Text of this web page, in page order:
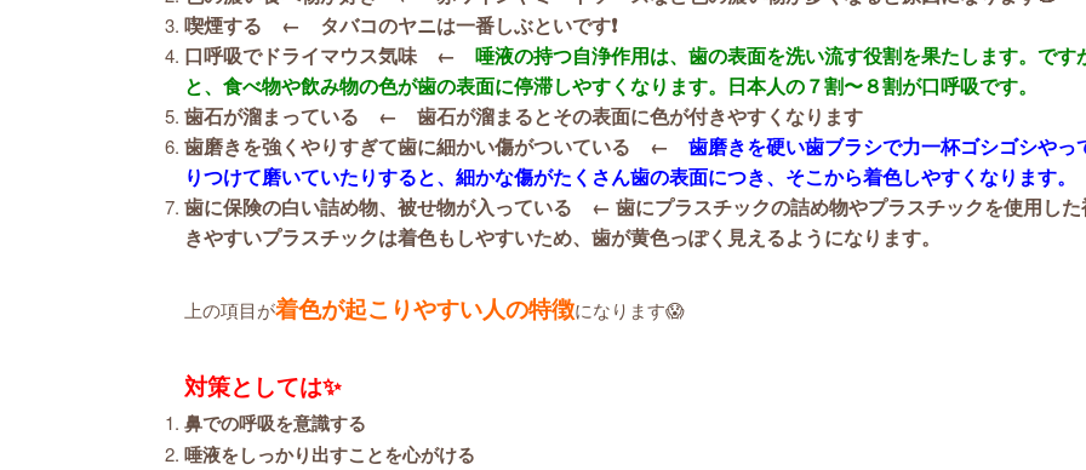
喫煙する ← タバコのヤニは一番しぶといです❗️
口呼吸でドライマウス気味 ← 唾液の持つ自浄作用は、歯の表面を洗い流す役割を果たします。で
と、食べ物や飲み物の色が歯の表面に停滞しやすくなります。日本人の７割〜８割が口呼吸です。
歯石が溜まっている ← 歯石が溜まるとその表面に色が付きやすくなります
歯磨きを強くやりすぎて歯に細かい傷がついている ← 歯磨きを硬い歯ブラシで力一杯ゴシゴシや
りつけて磨いていたりすると、細かな傷がたくさん歯の表面につき、そこから着色しやすくなります。
歯に保険の白い詰め物、被せ物が入っている ← 歯にプラスチックの詰め物やプラスチックを使用し
きやすいプラスチックは着色もしやすいため、歯が黄色っぽく見えるようになります。
上の項目が着色が起こりやすい人の特徴になります😱
対策としては✨
鼻での呼吸を意識する
唾液をしっかり出すことを心がける